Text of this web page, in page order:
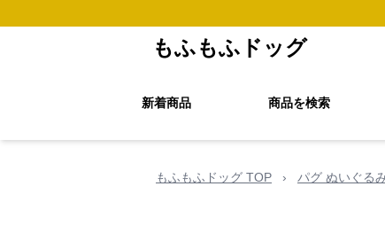
もふもふドッグ
新着商品 商品を検索
もふもふドッグ TOP › パグ ぬいぐる